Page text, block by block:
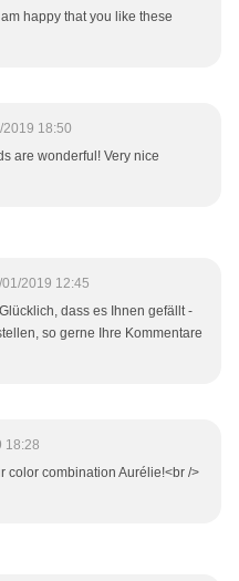
happy that you like these
2019 18:50
are wonderful! Very nice
01/2019 12:45
dass es Ihnen gefällt -
so gerne Ihre Kommentare
18:28
color combination Aurélie!<br />